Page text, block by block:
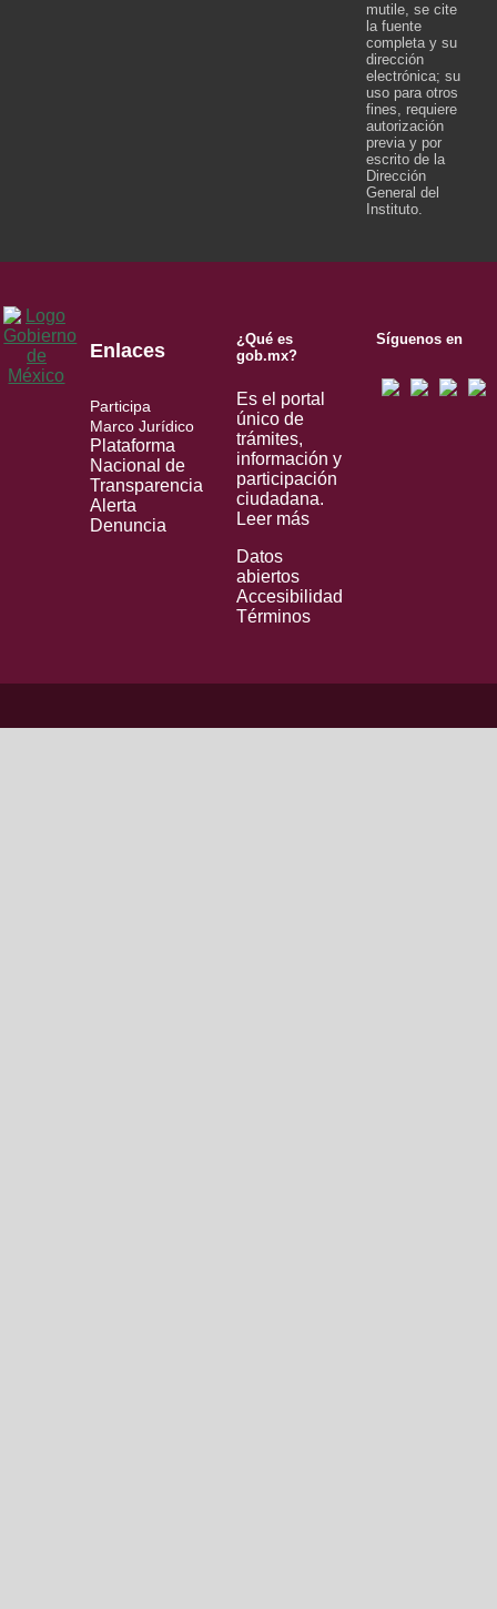
mutile, se cite
la fuente
completa y su
dirección
electrónica; su
uso para otros
fines, requiere
autorización
previa y por
escrito de la
Dirección
General del
Instituto.
Enlaces
Participa
Marco Jurídico
Plataforma
Nacional de
Transparencia
Alerta
Denuncia
¿Qué es
gob.mx?
Es el portal
único de
trámites,
información y
participación
ciudadana.
Leer más
Datos
abiertos
Accesibilidad
Términos
Síguenos en